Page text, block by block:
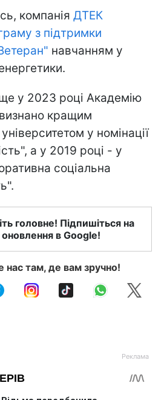
компанія ДТЕК
з підтримки
навчанням у
у 2023 році Академію
кращим
у номінації
а у 2019 році - у
соціальна
головне! Підпишіться на
оновлення в Google!
нас там, де вам зручно!